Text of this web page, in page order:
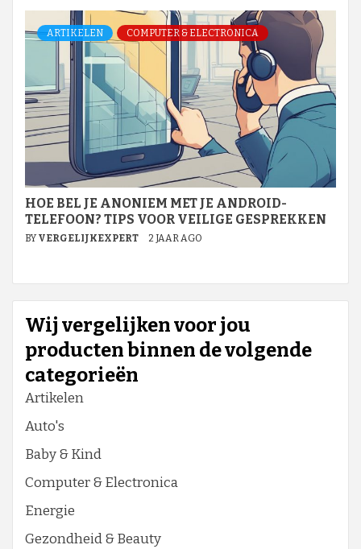
ARTIKELEN COMPUTER & ELECTRONICA
HOE BEL JE ANONIEM MET JE ANDROID-
TELEFOON? TIPS VOOR VEILIGE GESPREKKEN
BY VERGELIJKEXPERT 2 JAAR AGO
Wij vergelijken voor jou
producten binnen de volgende
categorieën
Artikelen
Auto's
Baby & Kind
Computer & Electronica
Energie
Gezondheid & Beauty